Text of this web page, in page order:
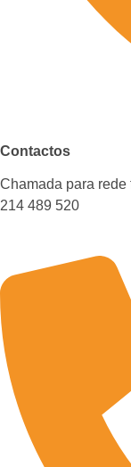
Contactos
Chamada para rede
214 489 520